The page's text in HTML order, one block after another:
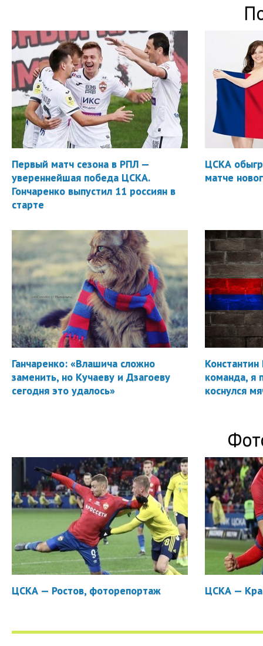
Первый матч сезона в РПЛ —
увереннейшая победа ЦСКА.
Гончаренко выпустил 11 россиян в
старте
ЦСКА
матче
Ганчаренко: «Влашича сложно
заменить, но Кучаеву и Дзагоеву
сегодня это удалось»
Константин
команда, я
коснулся
ЦСКА — Ростов, фоторепортаж ЦСКА —